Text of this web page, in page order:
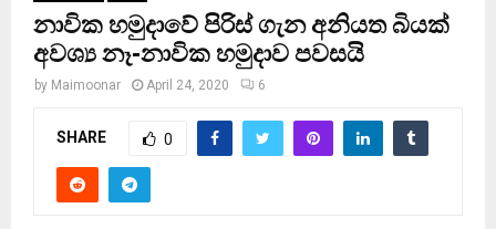
නාවික හමුදාවේ පිරිස් ගැන අනියත බියක්
අවශ්‍ය නෑ-නාවික හමුදාව පවසයි
by Maimoonar April 24, 2020 6
SHARE 0